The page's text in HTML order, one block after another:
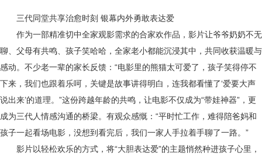
三代同堂共享治愈时刻 银幕内外勇敢表达爱
作为一部精准切中全家观影需求的合家欢作品 ， 影片让爷爷奶奶不无
聊、父母有共鸣、孩子笑哈哈，全家老小都能沉浸其中，共同收获温暖与
感动。 不少老一辈的家长反馈： “电影里的熊猫太可爱了，孩子笑得停不
下来，我们也跟着乐呵，关键是故事讲得明白，连我都看懂了‘爱要大声
说出来’的道理。”这份跨越年龄的共鸣，让电影不仅成为“带娃神器”，更
成为三代人情感沟通的桥梁。有观众感慨：“平时忙工作，难得陪爸妈和
孩子一起看场电影，没想到看完后，我们一家人手拉着手聊了一路。”
影片以轻松欢乐的方式，将“大胆表达爱”的主题悄然种进孩子心里，